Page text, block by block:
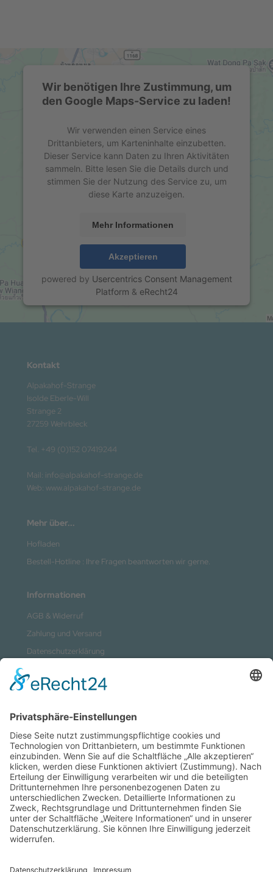
Wir benötigen Ihre Zustimmung, um
den Google Maps-Service zu laden!
Wir verwenden einen Service eines
Drittanbieters, um Karteninhalte einzubetten.
Dieser Service kann Daten zu Ihren Aktivitäten
sammeln. Bitte lesen Sie die Details durch und
stimmen Sie der Nutzung des Service zu, um
diese Karte anzuzeigen.
Mehr Informationen
Akzeptieren
powered by Usercentrics Consent Management
Platform & eRecht24
Kontakt
Alpakahof-Strange
Isolde Eberle-Will
Strange 2
27259 Wehrbleck
Tel. +49 (0)152 07419244
Mail: info@alpakahof-strange.de
Web: www.alpakahof-strange.de
Mehr über...
Hofladen
Bestell-Hotline : Ihre Fragen beantworten wir gerne.
Informationen
AGB & Widerruf
Zahlung und Versand
Datenschutzerklärung
Impressum
Zahlungsmethoden
Social Media